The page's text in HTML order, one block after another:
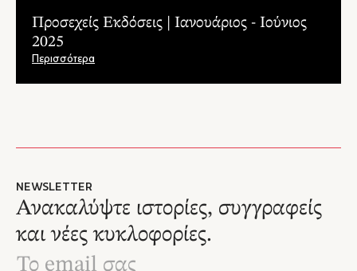
Προσεχείς Εκδόσεις | Ιανουάριος - Ιούνιος
2025
Περισσότερα
NEWSLETTER
Ανακαλύψτε ιστορίες, συγγραφείς
και νέες κυκλοφορίες.